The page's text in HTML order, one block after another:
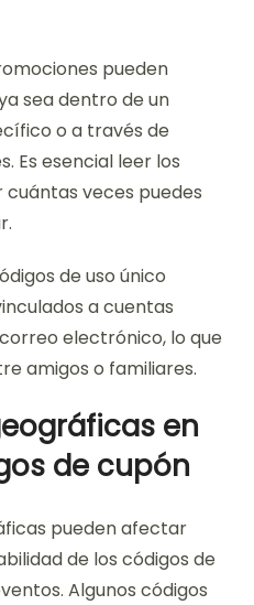
pueden
sea dentro de un
o a través de
Es esencial leer los
veces puedes
de uso único
a cuentas
electrónico, lo que
amigos o familiares.
en
de cupón
pueden afectar
de los códigos de
Algunos códigos